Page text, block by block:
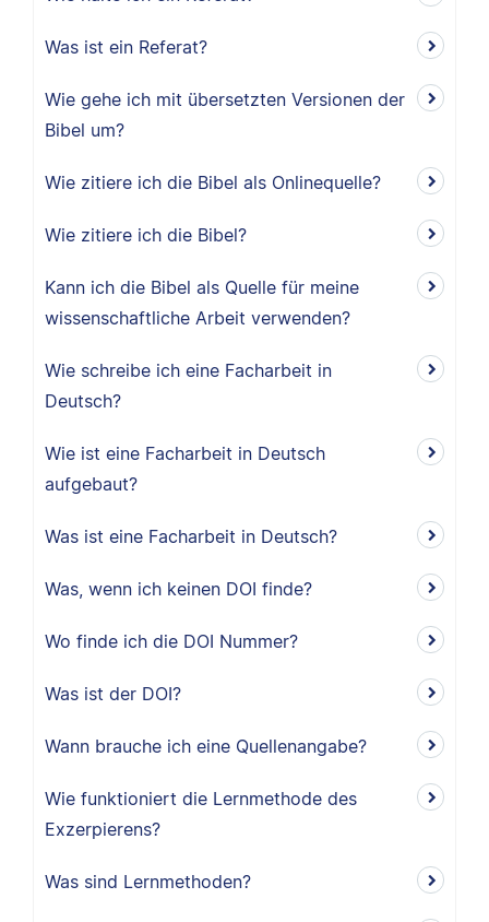
Was ist ein Referat?
Wie gehe ich mit übersetzten Versionen der
Bibel um?
Wie zitiere ich die Bibel als Onlinequelle?
Wie zitiere ich die Bibel?
Kann ich die Bibel als Quelle für meine
wissenschaftliche Arbeit verwenden?
Wie schreibe ich eine Facharbeit in
Deutsch?
Wie ist eine Facharbeit in Deutsch
aufgebaut?
Was ist eine Facharbeit in Deutsch?
Was, wenn ich keinen DOI finde?
Wo finde ich die DOI Nummer?
Was ist der DOI?
Wann brauche ich eine Quellenangabe?
Wie funktioniert die Lernmethode des
Exzerpierens?
Was sind Lernmethoden?